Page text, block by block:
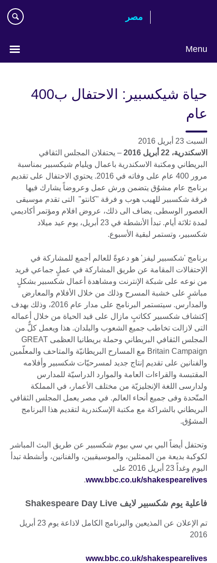
مصر‎
Menu
حياة شيكسبير: الاحتفال ب400
عام
السبت 23 أبريل 2016
الاسكندرية، 22 أبريل 2016
– يحتفلان المجلس الثقافي
البريطاني ومكتبة الاسكندرية باعمال ويليام شيكسبير بمناسبة
مرور 400 عام على وفاته في 2016. يحتوي الاحتفال على تقديم
برنامج عام مشوُق يتضمن ورش عمل وعروضاً يشارك فيها
فرقة شكسبير للهيب هوب و فرقة "كانتو" التى تقدم موسيقى
العصور الوسطى. يضاف الى ذلك، عروض افلام ومؤتمر أكاديمي
لمدة ثلاثة أيام. تبدأ الأنشطة في 23 أبريل، يوم عيد ميلاد
شكسبير، وتستمر لبقية الأسبوع.
برنامج 'شكسبير ليفز' هو دعوةً للعالم أجمع للمشاركة في
الإحتفالات المقامة عن طريق المشاركة في عملٍ جماعي فريد
من نوعه على شبكة الإنترنت ومشاهدة أعمال شكسبير بشكلٍ
مباشرٍ على خشبة المسرح وذلك من خلال الأفلام والمعارض
والمدارس. سيتستمر البرنامج على مدار عام 2016، وذلك بهدف
إكتشاف شكسبير ككاتبٍ مازال على قيد الحياة من خلال أعماله
التى لازالت تخاطب جميع الشعوب والبلدان. هذا ويعمل كلٌّ من
المجلس الثقافي البريطاني وحملة بريطانيا العظمى GREAT
Britain Campaign مع المسارح البريطانيّة والمتاحف والمعلّمين
والفنانين على تقديم إنتاج جديد لمسرحيّات شكسبير وأفلامه
المقتبسة والقراءات العامة والموارد الدراسيّة للمدارس
ولدارسى اللغة الإنجليزيّة من مختلف الأعمار، في المملكة
المتّحدة وفى جميع أنحاء العالم. في مصر يعمل المجلس الثقافي
البريطاني بالشراكة مع مكتبة الإسكندرية لتقديم هذا البرنامج
المشوُق.
وتحتفل أيضاً البي بي سي بيوم شكسبير عن طريق البث المباشر
لكوكبة بديعة من الممثلين، والموسيقيين، والفنانين، وأنشطة تبدأ
اليوم وغداً 23 أبريل 2016 على
www.bbc.co.uk/shakespearelives
.
فاعلية يوم شكسبير لايف Shakespeare Day Live
تم الإعلان عن المذيعين والبرنامج الكامل لاذاعة يوم 23 أبريل
2016
www.bbc.co.uk/shakespearelives